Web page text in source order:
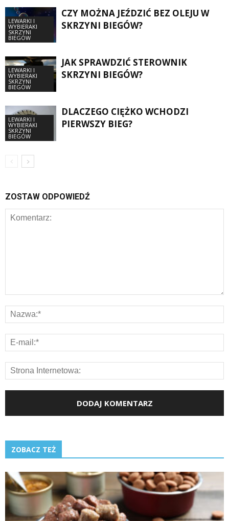
LEWARKI I
WYBIERAKI
SKRZYNI
BIEGÓW
CZY MOŻNA JEŹDZIĆ BEZ OLEJU W
SKRZYNI BIEGÓW?
LEWARKI I
WYBIERAKI
SKRZYNI
BIEGÓW
JAK SPRAWDZIĆ STEROWNIK
SKRZYNI BIEGÓW?
LEWARKI I
WYBIERAKI
SKRZYNI
BIEGÓW
DLACZEGO CIĘŻKO WCHODZI
PIERWSZY BIEG?
ZOSTAW ODPOWIEDŹ
ZOBACZ TEŻ